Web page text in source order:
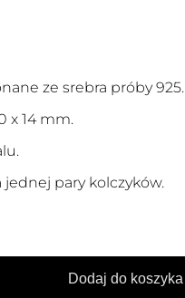
ze srebra próby 925.
x 14 mm.
pary kolczyków.
Dodaj do koszyka